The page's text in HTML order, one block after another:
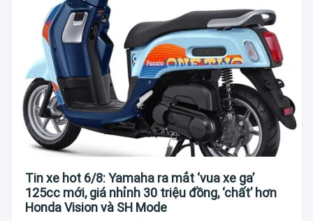
Tin xe hot 6/8: Yamaha ra mắt ‘vua xe ga’
125cc mới, giá nhỉnh 30 triệu đồng, ‘chất’ hơn
Honda Vision và SH Mode